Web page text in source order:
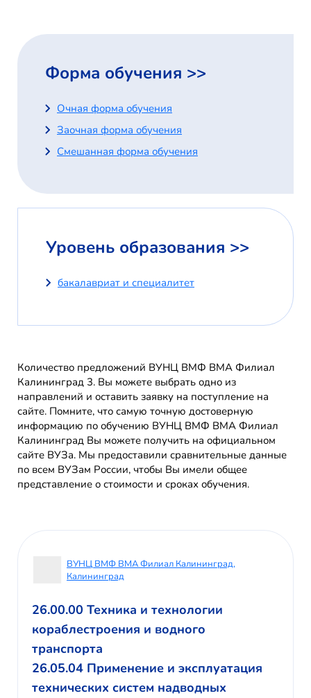
Форма обучения >>
Очная форма обучения
Заочная форма обучения
Смешанная форма обучения
Уровень образования >>
бакалавриат и специалитет
Количество предложений ВУНЦ ВМФ ВМА Филиал
Калининград 3. Вы можете выбрать одно из
направлений и оставить заявку на поступление на
сайте. Помните, что самую точную достоверную
информацию по обучению ВУНЦ ВМФ ВМА Филиал
Калининград Вы можете получить на официальном
сайте ВУЗа. Мы предоставили сравнительные данные
по всем ВУЗам России, чтобы Вы имели общее
представление о стоимости и сроках обучения.
ВУНЦ ВМФ ВМА Филиал Калининград,
Калининград
26.00.00 Техника и технологии
кораблестроения и водного
транспорта
26.05.04 Применение и эксплуатация
технических систем надводных